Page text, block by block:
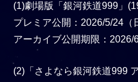
(1)劇場版「銀河鉄道999」
プレミア公開：2026/5/24（
アーカイブ公開期限：2026/
(2)「さよなら銀河鉄道999